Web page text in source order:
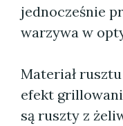
jednocześnie
warzywa w
Materiał
efekt
są ruszty z